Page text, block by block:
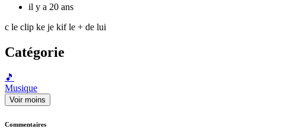
il y a 20 ans
c le clip ke je kif le + de lui
Catégorie
🎵
Musique
Voir moins
Commentaires